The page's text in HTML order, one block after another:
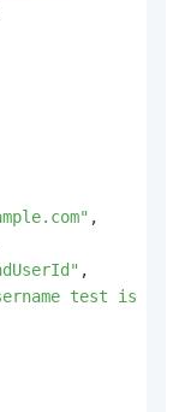
,
,
test is